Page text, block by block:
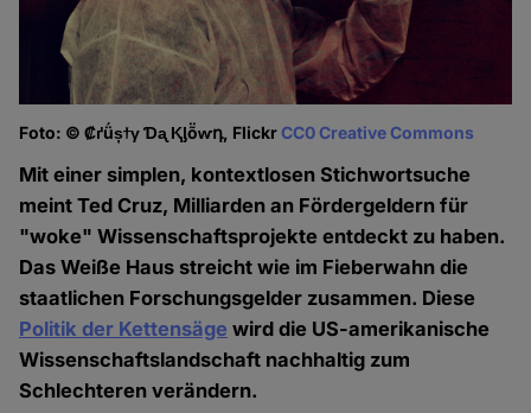
Foto: © ₡ґǘșϯγ Ɗᶏ Ⱪᶅṏⱳդ, FlickrCC0 Creative Commons
Mit einer simplen, kontextlosen Stichwortsuche
meint Ted Cruz, Milliarden an Fördergeldern für
"woke" Wissenschaftsprojekte entdeckt zu haben.
Das Weiße Haus streicht wie im Fieberwahn die
staatlichen Forschungsgelder zusammen. Diese
Politik der Kettensäge wird die US-amerikanische
Wissenschaftslandschaft nachhaltig zum
Schlechteren verändern.